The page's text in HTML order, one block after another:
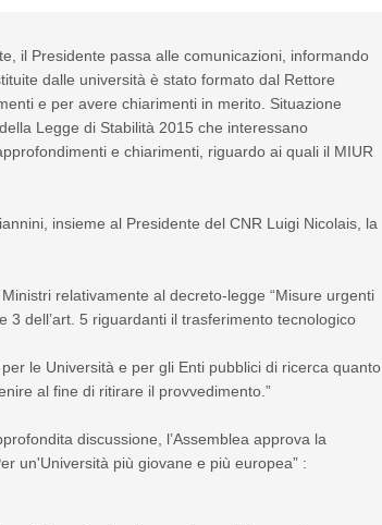
il Presidente passa alle comunicazioni, informando
dalle università è stato formato dal Rettore
e per avere chiarimenti in merito. Situazione
Legge di Stabilità 2015 che interessano
e chiarimenti, riguardo ai quali il MIUR
insieme al Presidente del CNR Luigi Nicolais, la
relativamente al decreto-legge “Misure urgenti
dell’art. 5 riguardanti il trasferimento tecnologico
le Università e per gli Enti pubblici di ricerca quanto
al fine di ritirare il provvedimento.”
discussione, l’Assemblea approva la
un'Università più giovane e più europea” :